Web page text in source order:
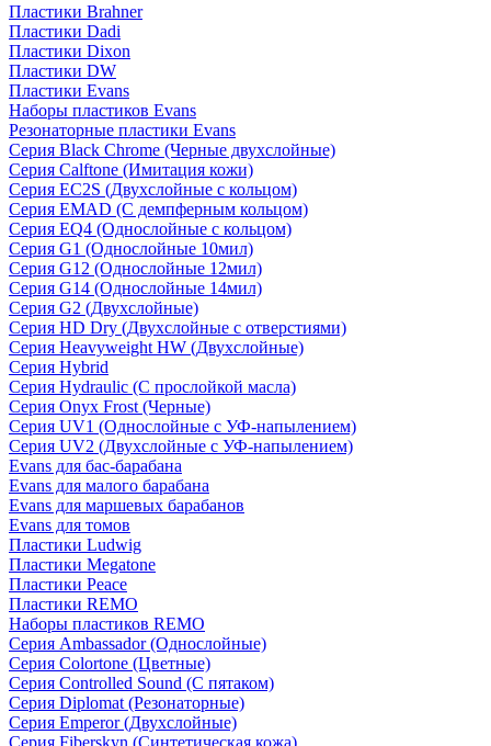
Пластики Brahner
Пластики Dadi
Пластики Dixon
Пластики DW
Пластики Evans
Наборы пластиков Evans
Резонаторные пластики Evans
Серия Black Chrome (Черные двухслойные)
Серия Calftone (Имитация кожи)
Серия EC2S (Двухслойные с кольцом)
Серия EMAD (С демпферным кольцом)
Серия EQ4 (Однослойные с кольцом)
Серия G1 (Однослойные 10мил)
Серия G12 (Однослойные 12мил)
Серия G14 (Однослойные 14мил)
Серия G2 (Двухслойные)
Серия HD Dry (Двухслойные с отверстиями)
Серия Heavyweight HW (Двухслойные)
Серия Hybrid
Серия Hydraulic (С прослойкой масла)
Серия Onyx Frost (Черные)
Серия UV1 (Однослойные с УФ-напылением)
Серия UV2 (Двухслойные с УФ-напылением)
Evans для бас-барабана
Evans для малого барабана
Evans для маршевых барабанов
Evans для томов
Пластики Ludwig
Пластики Megatone
Пластики Peace
Пластики REMO
Наборы пластиков REMO
Серия Ambassador (Однослойные)
Серия Colortone (Цветные)
Серия Controlled Sound (С пятаком)
Серия Diplomat (Резонаторные)
Серия Emperor (Двухслойные)
Серия Fiberskyn (Синтетическая кожа)